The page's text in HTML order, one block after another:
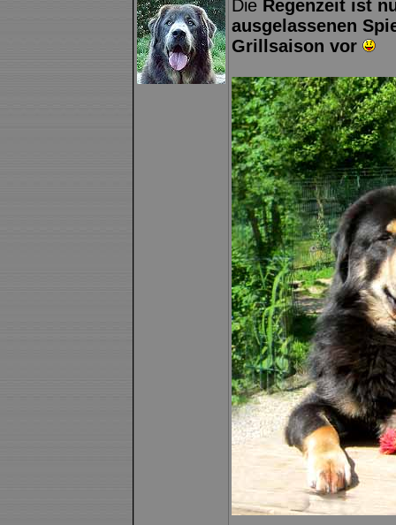
Die Regenzeit ist
ausgelassenen
Grillsaison vor